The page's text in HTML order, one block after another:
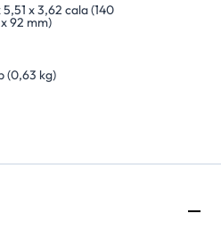
5,51 x 3,62 cala (140
92 mm)
(0,63 kg)